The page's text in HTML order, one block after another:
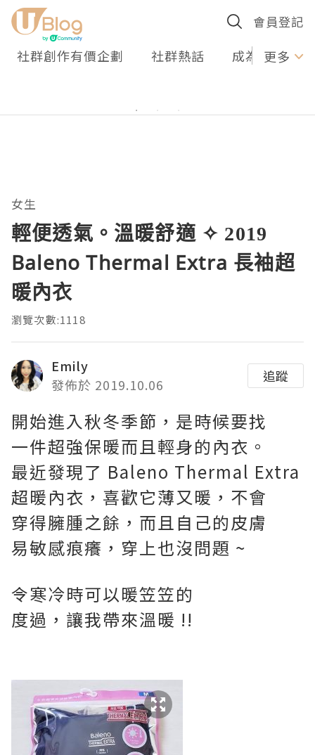
會員登記
社群創作有價企劃 社群熱話 成為U更多
女生
輕便透氣。溫暖舒適 ✧ 2019
Baleno Thermal Extra 長袖超
暖內衣
瀏覽次數:1118
Emily
發佈於 2019.10.06
追蹤
開始進入秋冬季節，是時候要找
一件超強保暖而且輕身的內衣。
最近發現了 Baleno Thermal Extra
超暖內衣，喜歡它薄又暖，不會
穿得臃腫之餘，而且自己的皮膚
易敏感痕癢，穿上也沒問題 ~
令寒冷時可以暖笠笠的
度過，讓我帶來溫暖 !!